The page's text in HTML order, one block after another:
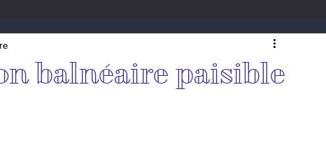
balnéaire paisible